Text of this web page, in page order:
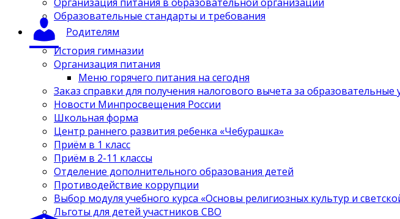
Образовательные стандарты и требования
Родителям
История гимназии
Организация питания
Меню горячего питания на сегодня
Заказ справки для получения налогового вычета за образовательные
Новости Минпросвещения России
Школьная форма
Центр раннего развития ребенка «Чебурашка»
Приём в 1 класс
Приём в 2-11 классы
Отделение дополнительного образования детей
Противодействие коррупции
Выбор модуля учебного курса «Основы религиозных культур и
Льготы для детей участников СВО